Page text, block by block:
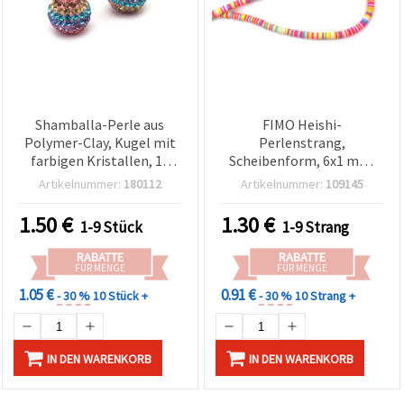
Shamballa-Perle aus
Polymer-Clay, Kugel mit
farbigen Kristallen, 16
mm, Loch: 3 mm
Artikelnummer: 180112
1.50€ 1-9 Stück
RABATTE
FÜR MENGE
1.05 €- 30 %10 Stück +
IN DEN WARENKORB
FIMO Heishi-
Perlenstrang,
Scheibenform, 6x1 mm,
Bohrung 2 mm, Gelb-Lila
Artikelnummer: 109145
1.30€ 1-9 Strang
RABATTE
FÜR MENGE
0.91 €- 30 %10 Strang +
IN DEN WARENKORB